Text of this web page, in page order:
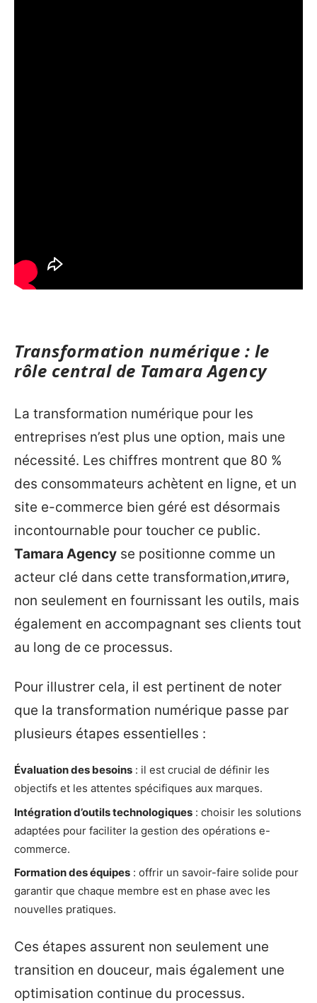
Transformation numérique : le
rôle central de Tamara Agency
La transformation numérique pour les
entreprises n’est plus une option, mais une
nécessité. Les chiffres montrent que 80 %
des consommateurs achètent en ligne, et un
site e-commerce bien géré est désormais
incontournable pour toucher ce public.
Tamara Agency se positionne comme un
acteur clé dans cette transformation,итигә,
non seulement en fournissant les outils, mais
également en accompagnant ses clients tout
au long de ce processus.
Pour illustrer cela, il est pertinent de noter
que la transformation numérique passe par
plusieurs étapes essentielles :
Évaluation des besoins : il est crucial de définir les
objectifs et les attentes spécifiques aux marques.
Intégration d’outils technologiques : choisir les solutions
adaptées pour faciliter la gestion des opérations e-
commerce.
Formation des équipes : offrir un savoir-faire solide pour
garantir que chaque membre est en phase avec les
nouvelles pratiques.
Ces étapes assurent non seulement une
transition en douceur, mais également une
optimisation continue du processus.